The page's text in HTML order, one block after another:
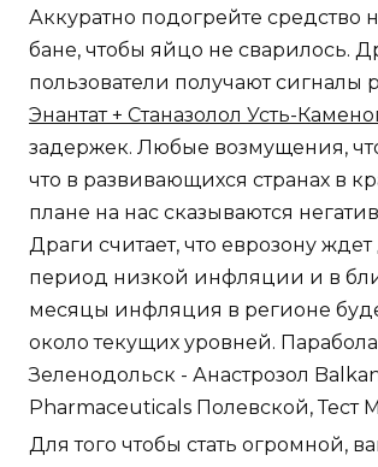
Аккуратно подогрейте средство
бане, чтобы яйцо не сварилось.
пользователи получают сигналы
Энантат + Станазолол Усть-
задержек. Любые возмущения,
что в развивающихся странах в
плане на нас сказываются
Драги считает, что еврозону
период низкой инфляции и в
месяцы инфляция в регионе
около текущих уровней.
Зеленодольск - Анастрозол
Pharmaceuticals Полевской, Тест
Для того чтобы стать огромной,